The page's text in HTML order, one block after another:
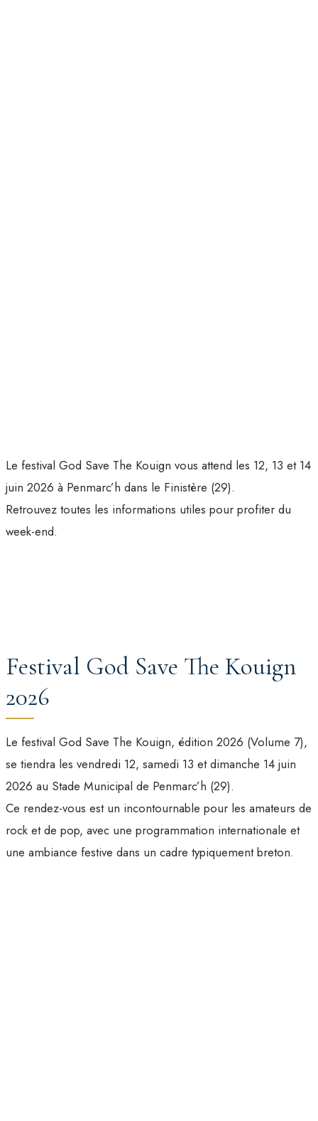
Le festival God Save The Kouign vous attend les 12, 13 et 14
juin 2026 à Penmarc’h dans le Finistère (29).
Retrouvez toutes les informations utiles pour profiter du
week-end.
Festival God Save The Kouign
2026
Le festival God Save The Kouign, édition 2026 (Volume 7),
se tiendra les vendredi 12, samedi 13 et dimanche 14 juin
2026 au Stade Municipal de Penmarc’h (29).
Ce rendez-vous est un incontournable pour les amateurs de
rock et de pop, avec une programmation internationale et
une ambiance festive dans un cadre typiquement breton.